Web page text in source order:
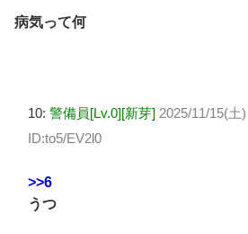
病気って何
10: 警備員[Lv.0][新芽] 2025/11/15(土
ID:to5/EV2l0
>>6
うつ